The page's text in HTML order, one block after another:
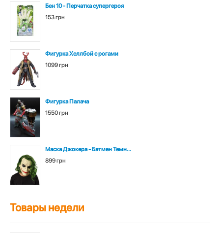
Бен 10 - Перчатка супергероя
153 грн
Фигурка Хеллбой с рогами
1099 грн
Фигурка Палача
1550 грн
Маска Джокера - Бэтмен Темн...
899 грн
Товары недели